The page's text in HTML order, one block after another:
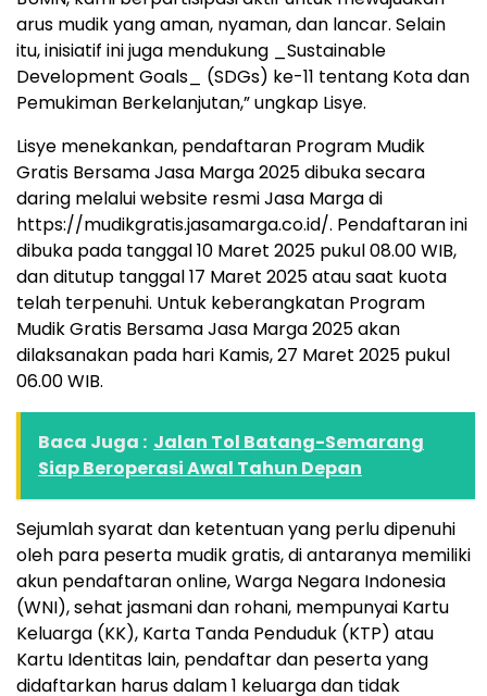
arus mudik yang aman, nyaman, dan lancar. Selain
itu, inisiatif ini juga mendukung _Sustainable
Development Goals_ (SDGs) ke-11 tentang Kota dan
Pemukiman Berkelanjutan,” ungkap Lisye.
Lisye menekankan, pendaftaran Program Mudik
Gratis Bersama Jasa Marga 2025 dibuka secara
daring melalui website resmi Jasa Marga di
https://mudikgratis.jasamarga.co.id/. Pendaftaran ini
dibuka pada tanggal 10 Maret 2025 pukul 08.00 WIB,
dan ditutup tanggal 17 Maret 2025 atau saat kuota
telah terpenuhi. Untuk keberangkatan Program
Mudik Gratis Bersama Jasa Marga 2025 akan
dilaksanakan pada hari Kamis, 27 Maret 2025 pukul
06.00 WIB.
Baca Juga : Jalan Tol Batang-Semarang
Siap Beroperasi Awal Tahun Depan
Sejumlah syarat dan ketentuan yang perlu dipenuhi
oleh para peserta mudik gratis, di antaranya memiliki
akun pendaftaran online, Warga Negara Indonesia
(WNI), sehat jasmani dan rohani, mempunyai Kartu
Keluarga (KK), Karta Tanda Penduduk (KTP) atau
Kartu Identitas lain, pendaftar dan peserta yang
didaftarkan harus dalam 1 keluarga dan tidak